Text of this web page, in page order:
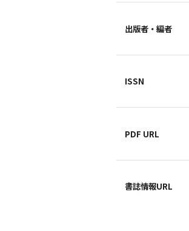
出版者・編者
ISSN
PDF URL
書誌情報URL